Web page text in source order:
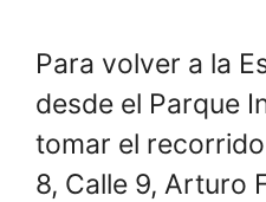
Para volver a la
desde el Parque
tomar el
8, Calle 9, Arturo